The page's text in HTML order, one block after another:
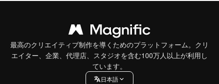
最高のクリエイティブ制作を導くためのプラットフォーム。クリ
エイター、企業、代理店、スタジオを含む100万人以上が利用し
ています。
日本語